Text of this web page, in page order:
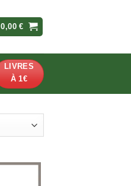
0,00€
LIVRES
À 1€